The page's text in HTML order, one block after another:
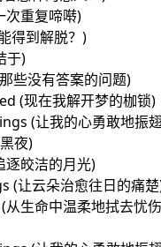
重复啼啭)
得到解脱？)
于)
些没有答案的问题)
(现在我解开梦的枷锁)
(让我的心勇敢地振
夜)
皎洁的月光)
(让云朵治愈往日的痛
生命中温柔地拭去忧